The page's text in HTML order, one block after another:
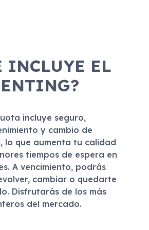
INCLUYE EL
incluye seguro,
y cambio de
lo que aumenta tu calidad
tiempos de espera en
A vencimiento, podrás
cambiar o quedarte
Disfrutarás de los más
del mercado.